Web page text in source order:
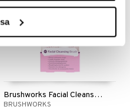
Brushworks Facial Cleansing Brush
BRUSHWORKS